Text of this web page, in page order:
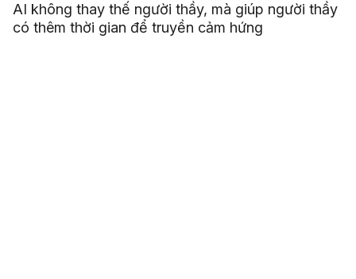
AI không thay thế người thầy, mà giúp người thầy
có thêm thời gian để truyền cảm hứng